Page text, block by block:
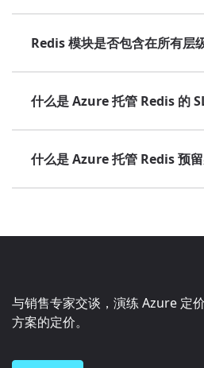
Redis 模块是否包含在所有层
什么是 Azure 托管 Redis 的
什么是 Azure 托管 Redis 预
与销售专家交谈，演练 Azure 定
方案的定价。